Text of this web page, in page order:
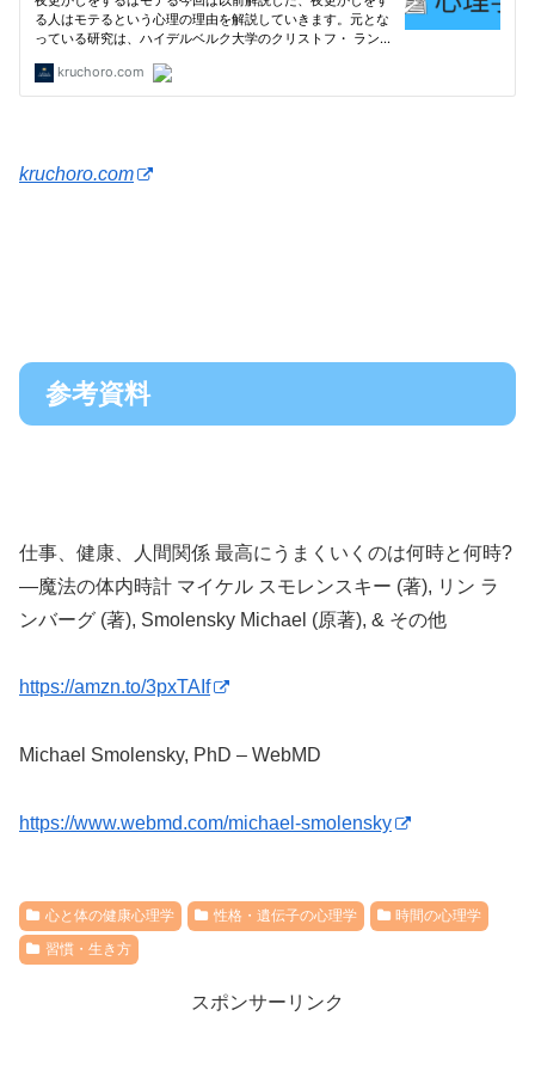
kruchoro.com
参考資料
仕事、健康、人間関係 最高にうまくいくのは何時と何時?
―魔法の体内時計 マイケル スモレンスキー (著), リン ラ
ンバーグ (著), Smolensky Michael (原著), & その他
https://amzn.to/3pxTAIf
Michael Smolensky, PhD – WebMD
https://www.webmd.com/michael-smolensky
心と体の健康心理学 性格・遺伝子の心理学
時間の心理学
習慣・生き方
スポンサーリンク